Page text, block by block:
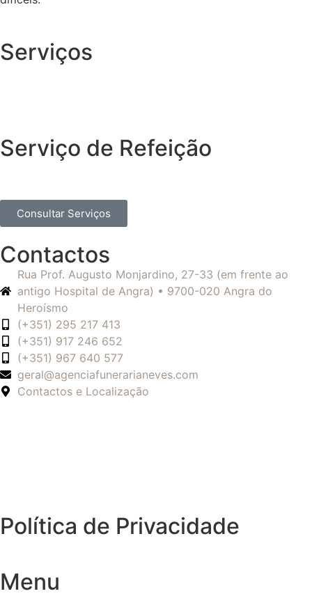
Serviços
Serviço de Refeição
Consultar Serviços
Contactos
Rua Prof. Augusto Monjardino, 27-33 (em frente ao
antigo Hospital de Angra) • 9700-020 Angra do
Heroísmo
(+351) 295 217 413
(+351) 917 246 652
(+351) 967 640 577
geral@agenciafunerarianeves.com
Contactos e Localização
Política de Privacidade
Menu